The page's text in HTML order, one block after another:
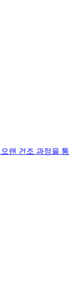
랜 건조 과정을 통